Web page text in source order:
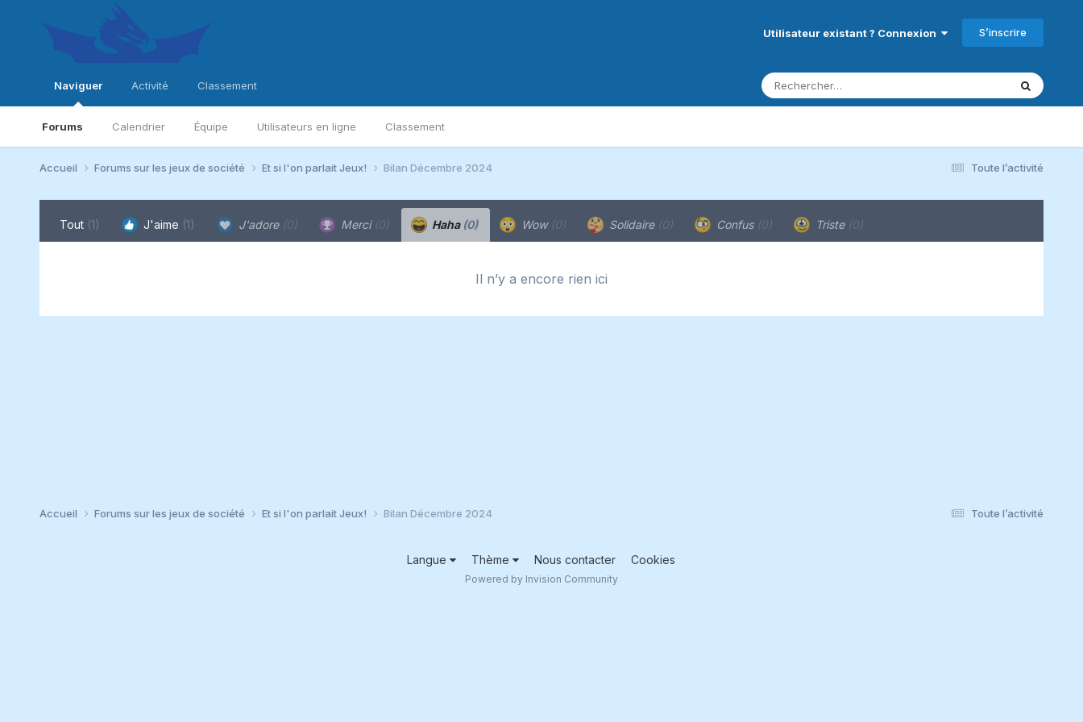
Utilisateur existant ? Connexion S’inscrire
Naviguer
Forums Calendrier Équipe Utilisateurs en ligne Classement
Activité Classement
Toute l’activité
Accueil Forums sur les jeux de société Et si l'on parlait Jeux! Bilan Décembre 2024
Tout (1) J'aime (1) J'adore (0) Merci (0) Haha (0) Wow (0) Solidaire (0) Confus (0) Triste (0)
Il n’y a encore rien ici
Toute l’activité
Accueil Forums sur les jeux de société Et si l'on parlait Jeux! Bilan Décembre 2024
Langue Thème Nous contacter Cookies
Powered by Invision Community